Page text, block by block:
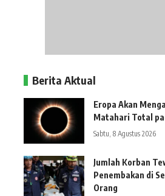
Berita Aktual
Eropa Akan
Matahari Total
Sabtu, 8 Agustus 2026
Jumlah Korban
Penembakan di
Orang